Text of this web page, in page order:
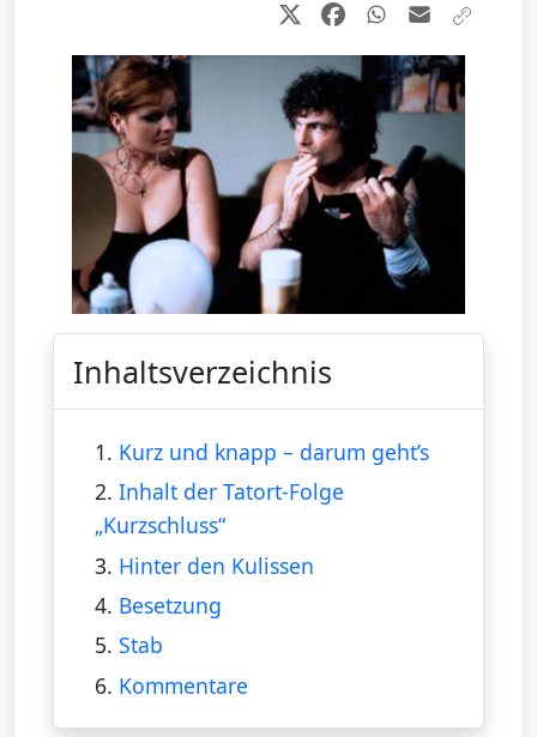
Inhaltsverzeichnis
1. Kurz und knapp – darum geht’s
2. Inhalt der Tatort-Folge
„Kurzschluss“
3. Hinter den Kulissen
4. Besetzung
5. Stab
6. Kommentare